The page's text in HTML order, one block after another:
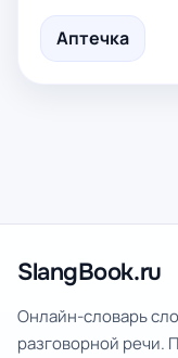
Аптечка
SlangBook.ru
Онлайн-словарь
разговорной речи.